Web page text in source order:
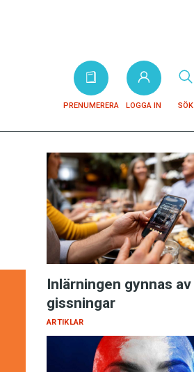
PRENUMERERA LOGGA IN SÖK
Inlärningen gynnas av
gissningar
ARTIKLAR